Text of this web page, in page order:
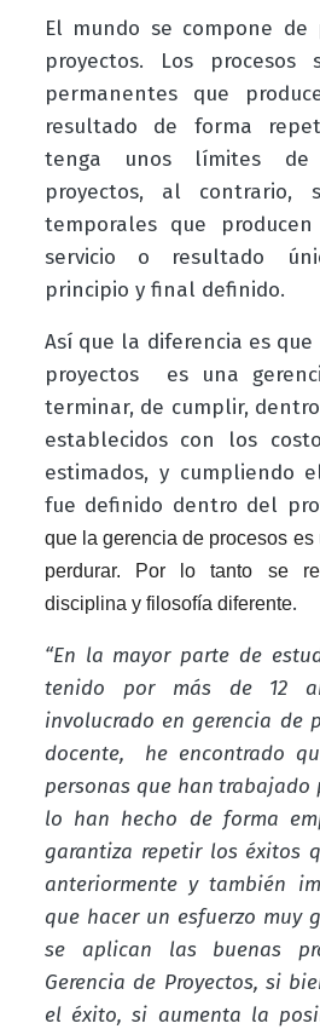
El mundo se compone de
proyectos. Los procesos
permanentes que
resultado de forma
tenga unos límites
proyectos, al contrario,
temporales que
servicio o resultado
principio y final definido.
Así que la diferencia es
proyectos es una
terminar, de cumplir,
establecidos con los
estimados, y cumpliendo
fue definido dentro del
que la gerencia de procesos
perdurar. Por lo tanto se
disciplina y filosofía diferente.
“En la mayor parte de
tenido por más de 12
involucrado en gerencia de
docente, he encontrado
personas que han trabajado
lo han hecho de forma
garantiza repetir los éxitos
anteriormente y también
que hacer un esfuerzo muy
se aplican las buenas
Gerencia de Proyectos, si
el éxito, si aumenta la